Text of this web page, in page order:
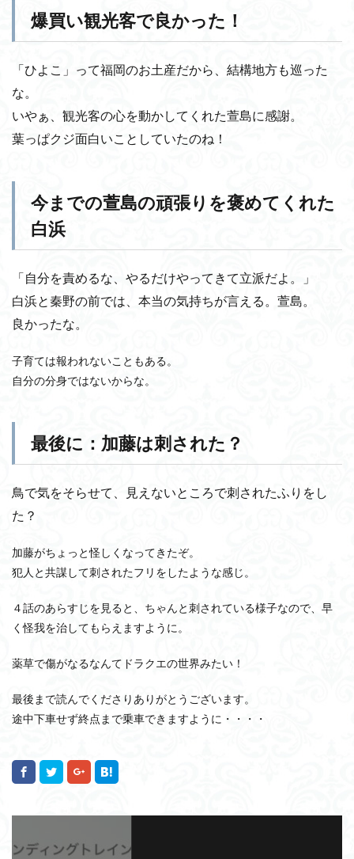
爆買い観光客で良かった！
「ひよこ」って福岡のお土産だから、結構地方も巡った
な。
いやぁ、観光客の心を動かしてくれた萱島に感謝。
葉っぱクジ面白いことしていたのね！
今までの萱島の頑張りを褒めてくれた
白浜
「自分を責めるな、やるだけやってきて立派だよ。」
白浜と秦野の前では、本当の気持ちが言える。萱島。
良かったな。
子育ては報われないこともある。
自分の分身ではないからな。
最後に：加藤は刺された？
鳥で気をそらせて、見えないところで刺されたふりをし
た？
加藤がちょっと怪しくなってきたぞ。
犯人と共謀して刺されたフリをしたような感じ。
４話のあらすじを見ると、ちゃんと刺されている様子なので、早
く怪我を治してもらえますように。
薬草で傷がなるなんてドラクエの世界みたい！
最後まで読んでくださりありがとうございます。
途中下車せず終点まで乗車できますように・・・・